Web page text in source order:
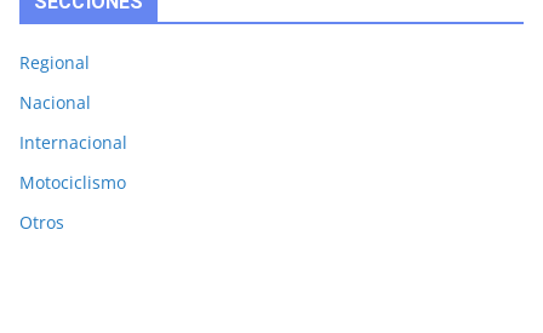
Regional
Nacional
Internacional
Motociclismo
Otros